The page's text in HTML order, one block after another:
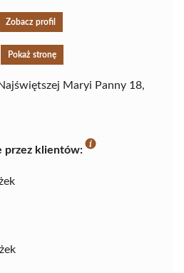
Zobacz profil
Pokaż stronę
Maryi Panny 18,
przez klientów: